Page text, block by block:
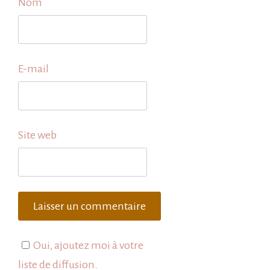
Nom
E-mail
Site web
Oui, ajoutez moi à votre
liste de diffusion.